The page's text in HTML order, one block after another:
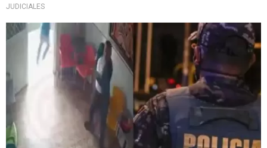
JUDICIALES
Acción valerosa